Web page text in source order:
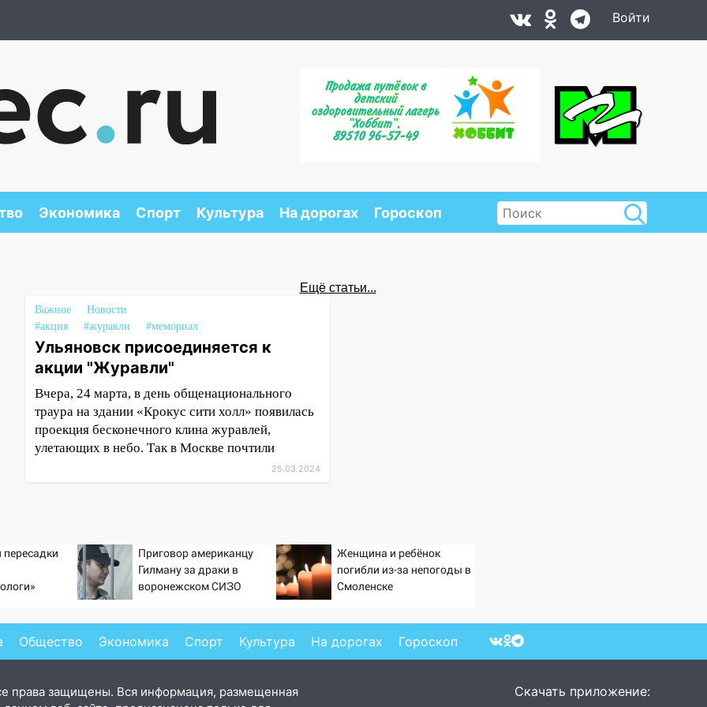
Войти
Экономика Спорт Культура На дорогах Гороскоп
Ещё статьи...
Важное
Новости
#акция
#журавли #мемориал
Ульяновск присоединяется к
акции "Журавли"
Вчера, 24 марта, в день общенационального
траура на здании «Крокус сити холл» появилась
проекция бесконечного клина журавлей,
улетающих в небо. Так в Москве почтили
25.03.2024
Приговор американцу
Гилману за драки в
воронежском СИЗО
Женщина и ребёнок
погибли из-за непогоды в
Смоленске
Общество Экономика Спорт Культура На дорогах Гороскоп
права защищены. Вся информация, размещенная
Скачать приложение: